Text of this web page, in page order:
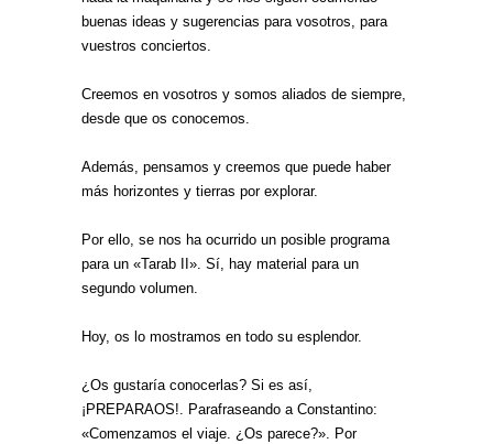
buenas ideas y sugerencias para vosotros, para
vuestros conciertos.
Creemos en vosotros y somos aliados de siempre,
desde que os conocemos.
Además, pensamos y creemos que puede haber
más horizontes y tierras por explorar.
Por ello, se nos ha ocurrido un posible programa
para un «Tarab II». Sí, hay material para un
segundo volumen.
Hoy, os lo mostramos en todo su esplendor.
¿Os gustaría conocerlas? Si es así,
¡PREPARAOS!. Parafraseando a Constantino:
«Comenzamos el viaje. ¿Os parece?». Por